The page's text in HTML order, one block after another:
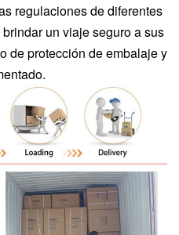
regulaciones de diferentes
un viaje seguro a sus
de protección de embalaje y